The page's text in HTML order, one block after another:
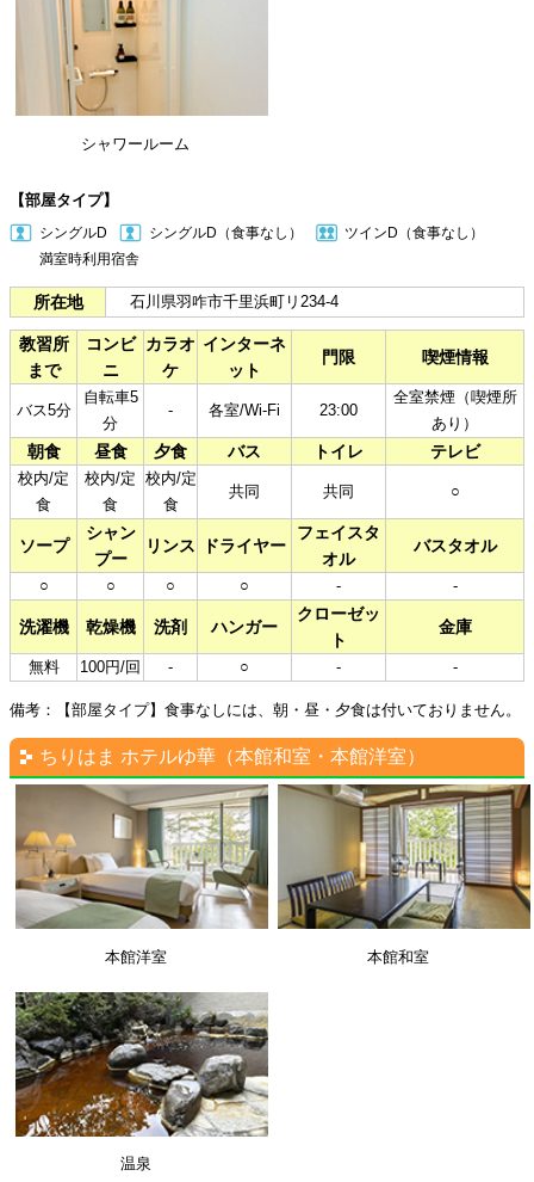
シャワールーム
【部屋タイプ】
シングルD
シングルD（食事なし）
ツインD（食事なし）
満室時利用宿舎​
所在地 石川県羽咋市千里浜町リ234-4
教習所
まで
コンビ
ニ
カラオ
ケ
インターネ
ット
門限 喫煙情報
バス5分
自転車5
分
- 各室/Wi-Fi 23:00
全室禁煙（喫煙所
あり）
朝食 昼食 夕食 バス トイレ テレビ
校内/定
食
校内/定
食
校内/定
食
共同 共同 ○
ソープ
シャン
プー
リンス ドライヤー
フェイスタ
オル
バスタオル
○ ○ ○ ○ - -
洗濯機 乾燥機 洗剤 ハンガー
クローゼッ
ト
金庫
無料 100円/回 - ○ - -
備考：【部屋タイプ】食事なしには、朝・昼・夕食は付いておりません。
ちりはま ホテルゆ華（本館和室・本館洋室）
本館洋室 本館和室
温泉